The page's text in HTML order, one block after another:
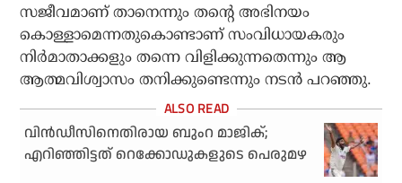
സജീവമാണ് താനെന്നും തന്റെ അഭിനയം
കൊള്ളാമെന്നതുകൊണ്ടാണ് സംവിധായകരും
നിർമാതാക്കളും തന്നെ വിളിക്കുന്നതെന്നും ആ
ആത്മവിശ്വാസം തനിക്കുണ്ടെന്നും നടൻ പറഞ്ഞു.
വിന്‍ഡീസിനെതിരായ ബുംറ മാജിക്;
എറിഞ്ഞിട്ടത് റെക്കോഡുകളുടെ പെരുമഴ